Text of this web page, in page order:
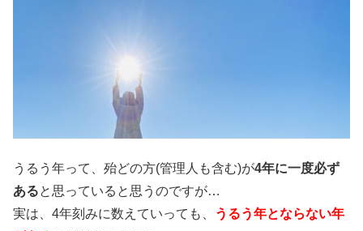
うるう年って、殆どの方(管理人も含む)が4年に一度必ず
あると思っていると思うのですが…
実は、4年刻みに数えていっても、
うるう年とならない年